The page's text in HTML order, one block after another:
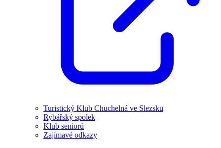
Turistický Klub Chuchelná ve Slezsku
Rybářský spolek
Klub seniorů
Zajímavé odkazy